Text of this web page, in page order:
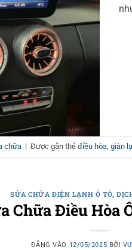
chữa | Được gắn thẻ điều hòa, giàn
SỬA CHỮA ĐIỆN LẠNH Ô TÔ,
Chữa Điều Hòa
ĐĂNG VÀO 12/05/2025 BỞI